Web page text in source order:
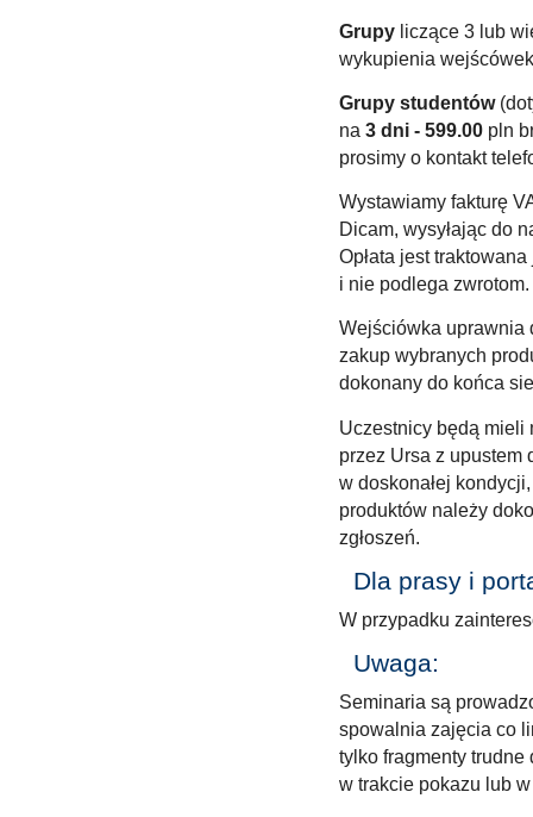
Grupy liczące 3 lub
wykupienia
Grupy studentów
na 3 dni - 599.00 pln
prosimy o kontakt
Wystawiamy fakturę
Dicam, wysyłając do
Opłata jest
i nie podlega zwrotom.
Wejściówka uprawnia
zakup wybranych
dokonany do końca
Uczestnicy będą mieli
przez Ursa z upustem
w doskonałej
produktów należy
zgłoszeń.
Dla prasy i
W przypadku
Uwaga:
Seminaria są
spowalnia zajęcia co
tylko fragmenty
w trakcie pokazu lub